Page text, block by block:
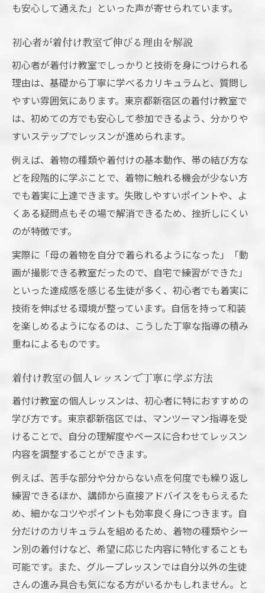
も安心して通えた」といった声が寄せられています。
初心者が着付け教室で伸びる理由を解説
初心者が着付け教室でしっかりと技術を身につけられる
理由は、基礎から丁寧に学べるカリキュラムと、質問し
やすい雰囲気にあります。東京都新宿区の着付け教室で
は、初めての方でも安心して参加できるよう、分かりや
すいステップでレッスンが進められます。
例えば、着物の種類や着付けの基本動作、帯の結び方な
どを段階的に学ぶことで、着物に触れる機会が少ない方
でも着実に上達できます。失敗しやすいポイントや、よ
くある疑問点もその場で解消できるため、挫折しにくい
のが特徴です。
実際に「母の着物を自分で着られるようになった」「動
画が撮影できる教室だったので、自宅で練習ができた」
といった達成感を感じる生徒が多く、初心者でも着実に
技術を伸ばせる環境が整っています。自信を持って和装
を楽しめるようになるのは、こうした丁寧な指導の積み
重ねによるものです。
着付け教室の個人レッスンで丁寧に学ぶ方法
着付け教室の個人レッスンは、初心者に特におすすめの
学び方です。東京都新宿区では、マンツーマン指導を受
けることで、自分の理解度やペースに合わせてレッスン
内容を調整することができます。
例えば、苦手な部分や分からない点を何度でも繰り返し
練習できるほか、講師から直接アドバイスをもらえるた
め、細かなコツやポイントも効率良く身につきます。自
分だけのカリキュラムを組めるため、着物の種類やシー
ン別の着付けなど、希望に応じた内容に特化することも
可能です。また、グループレッスンでは自分以外の生徒
さんの進み具合も気になる方がいるかもしれません。と